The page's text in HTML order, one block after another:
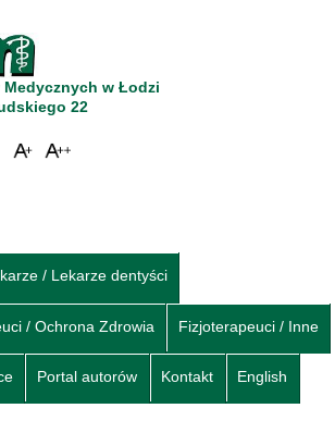
w Łodzi
22
/ Lekarze dentyści
/ Ochrona Zdrowia Fizjoterapeuci / Inne
Portal autorów Kontakt English